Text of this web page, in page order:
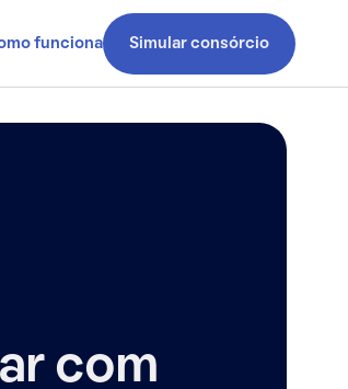
funciona Simular consórcio
com